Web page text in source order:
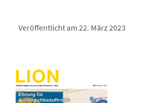
Veröffentlicht am 22. März 2023